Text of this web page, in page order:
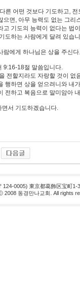
른 어떤 것보다 기도하고,
으면, 아무 능력도 없는 그리
고 기도의 능력이 없다는 법
도하는 사람에게 달려 있습
람에게 하나님은 상을 주신
9:16-18절 말씀입니다.
전할지라도 자랑할 것이
행하면 상을 얻으려니와 내
전하고 복음으로 말미암아
면서 기도하겠습니다.
124-0005) 東京都葛飾区宝町1-
2008 동경만나교회. All rights